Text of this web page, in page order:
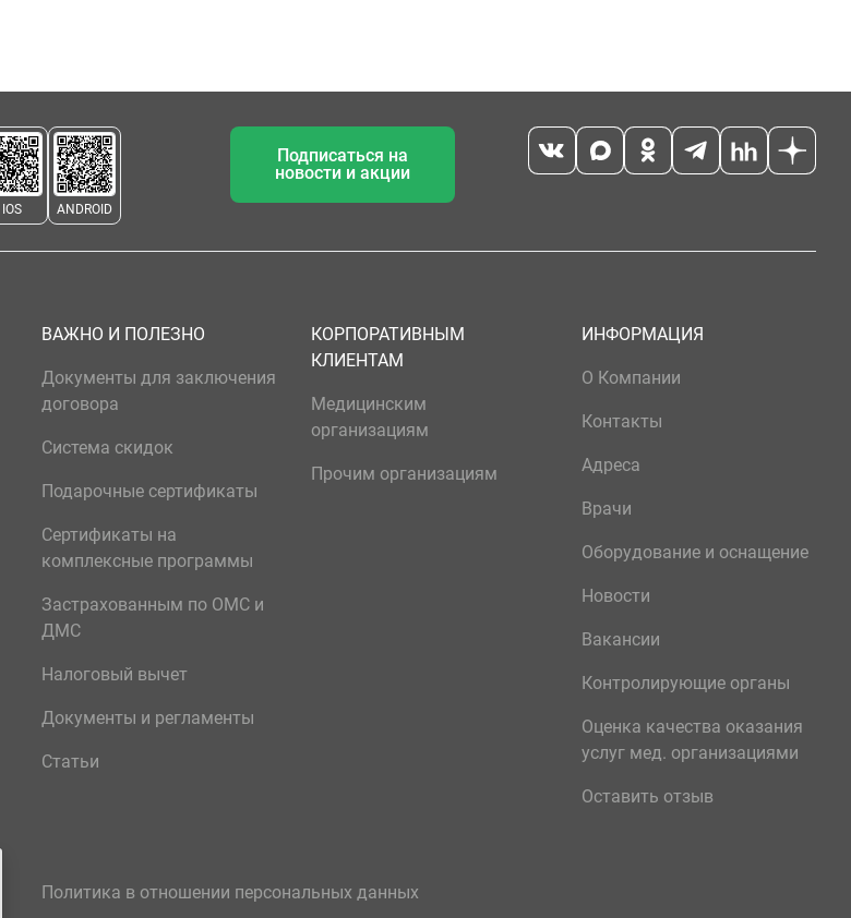
IOS ANDROID
Подписаться на
новости и акции
ВАЖНО И ПОЛЕЗНО
Документы для заключения
договора
Система скидок
Подарочные сертификаты
Сертификаты на
комплексные программы
Застрахованным по ОМС и
ДМС
Налоговый вычет
Документы и регламенты
Статьи
КОРПОРАТИВНЫМ
КЛИЕНТАМ
Медицинским
организациям
Прочим организациям
ИНФОРМАЦИЯ
О Компании
Контакты
Адреса
Врачи
Оборудование и оснащение
Новости
Вакансии
Контролирующие органы
Оценка качества оказания
услуг мед. организациями
Оставить отзыв
Политика в отношении персональных данных